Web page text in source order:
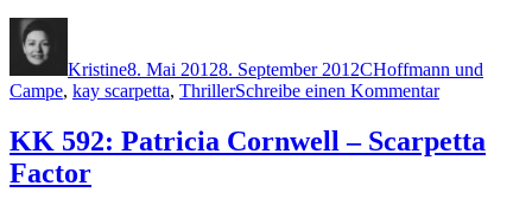
Kristine8. Mai 20128. September 2012CHoffmann und
Campe, kay scarpetta, ThrillerSchreibe einen Kommentarzu
813:
Patricia
KK 592: Patricia Cornwell – Scarpetta
Factor